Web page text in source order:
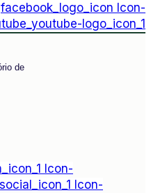
facebook_logo_icon Icon-
logo_icon_1
de
Icon-
Icon-